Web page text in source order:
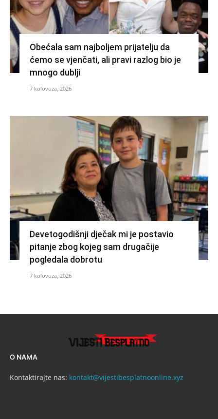
Obećala sam najboljem prijatelju da
ćemo se vjenčati, ali pravi razlog bio je
mnogo dublji
7 kolovoza, 2026
Devetogodišnji dječak mi je postavio
pitanje zbog kojeg sam drugačije
pogledala dobrotu
7 kolovoza, 2026
O NAMA
Kontaktirajte nas: kontakt@vijestibesplatnoonline.xyz